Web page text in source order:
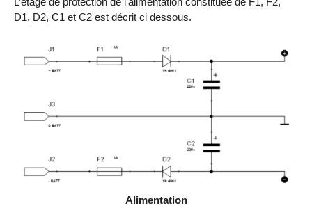
D1, D2, C1 et C2 est décrit ci dessous.
Alimentation